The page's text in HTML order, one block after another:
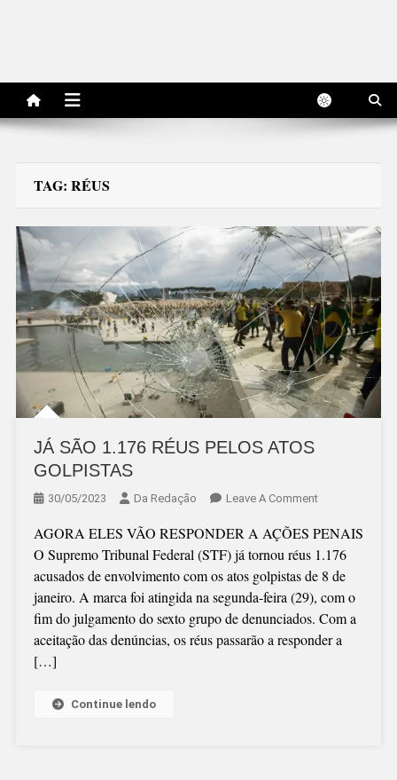
TAG: RÉUS
JÁ SÃO 1.176 RÉUS PELOS ATOS
GOLPISTAS
30/05/2023 Da Redação Leave A CommentOn
SÃO
1.176
RÉUS
PELOS
ATOS
GOLPISTAS
AGORA ELES VÃO RESPONDER A AÇÕES PENAIS
O Supremo Tribunal Federal (STF) já tornou réus 1.176
acusados de envolvimento com os atos golpistas de 8 de
janeiro. A marca foi atingida na segunda-feira (29), com o
fim do julgamento do sexto grupo de denunciados. Com a
aceitação das denúncias, os réus passarão a responder a
[…]
Continue lendo